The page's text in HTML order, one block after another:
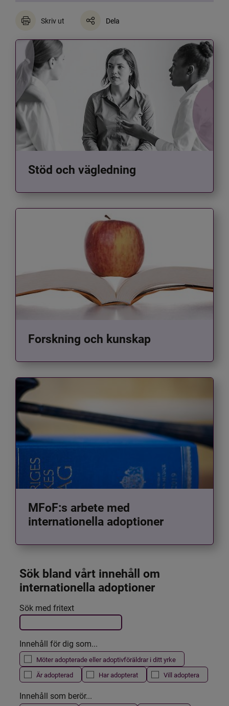
Skriv ut Dela
Stöd och vägledning
Forskning och kunskap
MFoF:s arbete med
internationella adoptioner
Sök bland vårt innehåll om
internationella adoptioner
Filtrera resultatet
Det här formuläret postas automatiskt
Sök med fritext
Innehåll för dig som...
Möter adopterade eller adoptivföräldrar i ditt yrke
Är adopterad
Har adopterat Vill adoptera
Innehåll som berör...